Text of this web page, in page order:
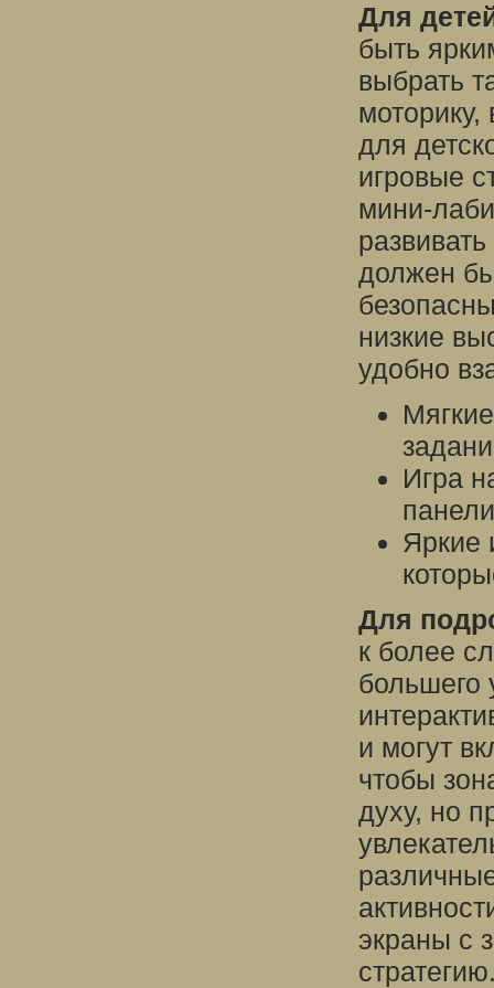
Для
быть
выбрать
для
игровые
мини-
должен
низкие
удобно
Игра
Яркие
Для
к более
большего
и могут
чтобы
духу, но
экраны с